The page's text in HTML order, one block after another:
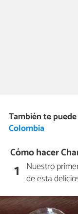
También te
Colombia
Cómo hacer
1 Nuestro
de esta